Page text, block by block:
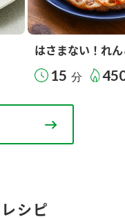
はさまない！れ
15 分
シピ